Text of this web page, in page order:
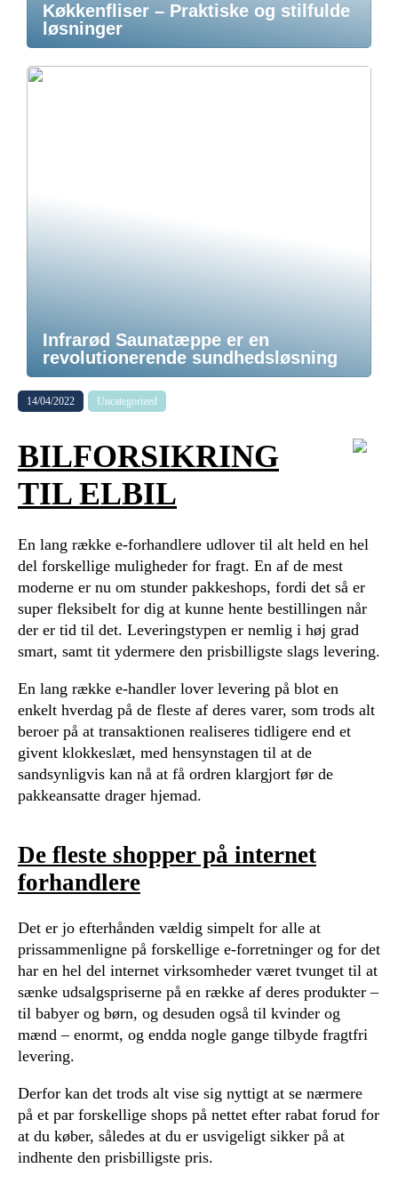
Køkkenfliser – Praktiske og stilfulde
løsninger
Infrarød Saunatæppe er en
revolutionerende sundhedsløsning
14/04/2022 Uncategorized
BILFORSIKRING
TIL ELBIL
En lang række e-forhandlere udlover til alt held en hel
del forskellige muligheder for fragt. En af de mest
moderne er nu om stunder pakkeshops, fordi det så er
super fleksibelt for dig at kunne hente bestillingen når
der er tid til det. Leveringstypen er nemlig i høj grad
smart, samt tit ydermere den prisbilligste slags levering.
En lang række e-handler lover levering på blot en
enkelt hverdag på de fleste af deres varer, som trods alt
beroer på at transaktionen realiseres tidligere end et
givent klokkeslæt, med hensynstagen til at de
sandsynligvis kan nå at få ordren klargjort før de
pakkeansatte drager hjemad.
De fleste shopper på internet
forhandlere
Det er jo efterhånden vældig simpelt for alle at
prissammenligne på forskellige e-forretninger og for det
har en hel del internet virksomheder været tvunget til at
sænke udsalgspriserne på en række af deres produkter –
til babyer og børn, og desuden også til kvinder og
mænd – enormt, og endda nogle gange tilbyde fragtfri
levering.
Derfor kan det trods alt vise sig nyttigt at se nærmere
på et par forskellige shops på nettet efter rabat forud for
at du køber, således at du er usvigeligt sikker på at
indhente den prisbilligste pris.